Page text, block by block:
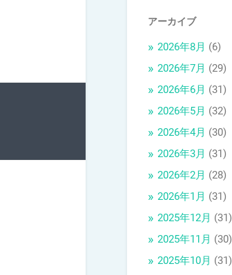
アーカイブ
2026年8月 (6)
2026年7月 (29)
2026年6月 (31)
2026年5月 (32)
2026年4月 (30)
2026年3月 (31)
2026年2月 (28)
2026年1月 (31)
2025年12月 (31)
2025年11月 (30)
2025年10月 (31)